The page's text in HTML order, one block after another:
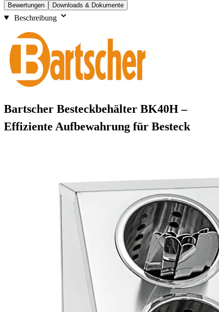
Bewertungen Downloads & Dokumente
Beschreibung
Bartscher Besteckbehälter BK40H –
Effiziente Aufbewahrung für Besteck